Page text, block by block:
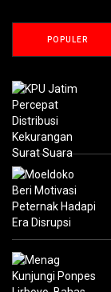
POPULER